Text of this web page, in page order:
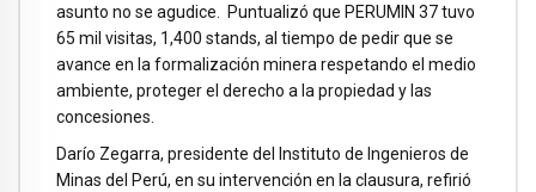
asunto no se agudice. Puntualizó que PERUMIN 37 tuvo
65 mil visitas, 1,400 stands, al tiempo de pedir que se
avance en la formalización minera respetando el medio
ambiente, proteger el derecho a la propiedad y las
concesiones.
Darío Zegarra, presidente del Instituto de Ingenieros de
Minas del Perú, en su intervención en la clausura, refirió